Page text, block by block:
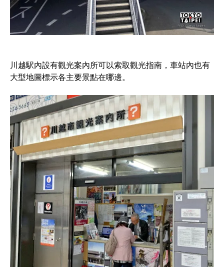
川越駅內設有觀光案內所可以索取觀光指南，車站內也有
大型地圖標示各主要景點在哪邊。